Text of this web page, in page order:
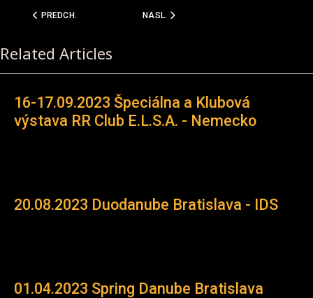
PREDCHÁDZAJÚCI ČLÁNOK: 20.08.2023 DUODANUBE BRATISLAVA -
PREDCH. NASLEDUJÚCI ČLÁNOK: 01.04.2023
NASL.
Related Articles
16-17.09.2023 Špeciálna a Klubová
výstava RR Club E.L.S.A. - Nemecko
20.08.2023 Duodanube Bratislava - IDS
01.04.2023 Spring Danube Bratislava